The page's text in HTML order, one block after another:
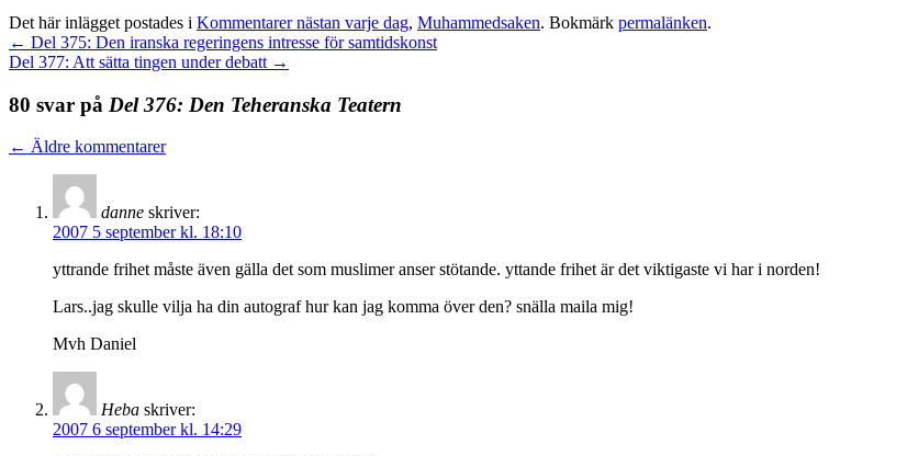
Det här inlägget postades i Kommentarer nästan varje dag, Muhammedsaken. Bokmärk permalänken.
← Del 375: Den iranska regeringens intresse för samtidskonst
Del 377: Att sätta tingen under debatt →
80 svar på Del 376: Den Teheranska Teatern
← Äldre kommentarer
danne skriver:
2007 5 september kl. 18:10
yttrande frihet måste även gälla det som muslimer anser stötande. yttande frihet är det viktigaste vi har i norden!
Lars..jag skulle vilja ha din autograf hur kan jag komma över den? snälla maila mig!
Mvh Daniel
Heba skriver:
2007 6 september kl. 14:29